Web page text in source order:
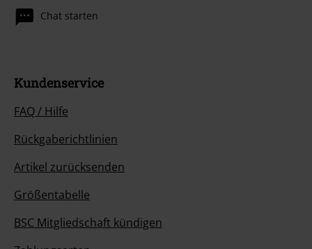
Chat starten
Kundenservice
FAQ / Hilfe
Rückgaberichtlinien
Artikel zurücksenden
Größentabelle
BSC Mitgliedschaft kündigen